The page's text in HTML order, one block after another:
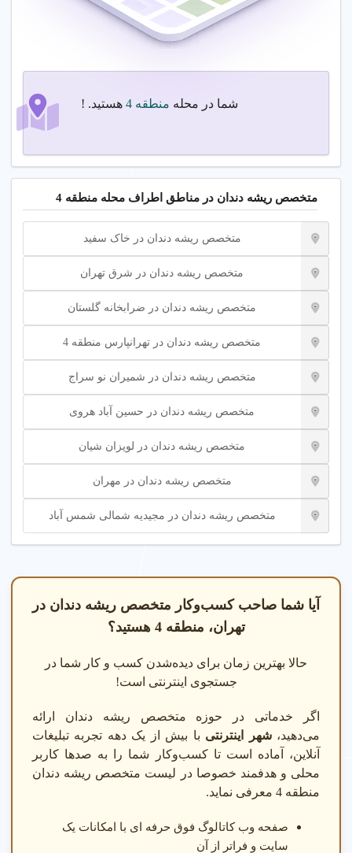
شما در محله منطقه 4 هستید. !
متخصص ریشه دندان در مناطق اطراف محله منطقه 4
متخصص ریشه دندان در خاک سفید
متخصص ریشه دندان در شرق تهران
متخصص ریشه دندان در ضرابخانه گلستان
متخصص ریشه دندان در تهرانپارس منطقه 4
متخصص ریشه دندان در شمیران نو سراج
متخصص ریشه دندان در حسین آباد هروی
متخصص ریشه دندان در لویزان شیان
متخصص ریشه دندان در مهران
متخصص ریشه دندان در مجیدیه شمالی شمس آباد
آیا شما صاحب کسب‌وکار متخصص ریشه دندان در
تهران، منطقه 4 هستید؟
حالا بهترین زمان برای دیده‌شدن کسب و کار شما در
جستجوی اینترنتی است!
اگر خدماتی در حوزه متخصص ریشه دندان ارائه
می‌دهید،شهر اینترنتی با بیش از یک دهه تجربه تبلیغات
آنلاین، آماده است تا کسب‌وکار شما را به صدها کاربر
محلی و هدفمند خصوصا در لیست متخصص ریشه دندان
منطقه 4 معرفی نماید.
صفحه وب کاتالوگ فوق حرفه ای با امکانات یک
سایت و فراتر از آن